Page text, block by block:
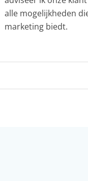
alle mogelijkheden
marketing biedt.